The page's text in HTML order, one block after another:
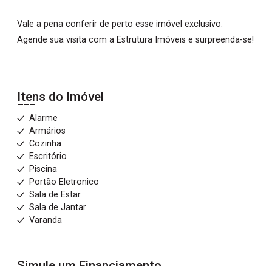
Vale a pena conferir de perto esse imóvel exclusivo.
Agende sua visita com a Estrutura Imóveis e surpreenda-se!
Itens do Imóvel
Alarme
Armários
Cozinha
Escritório
Piscina
Portão Eletronico
Sala de Estar
Sala de Jantar
Varanda